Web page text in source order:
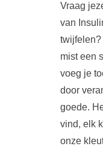
Vraag
van
twijfelen?
mist een
voeg je
door
goede.
vind, elk
onze